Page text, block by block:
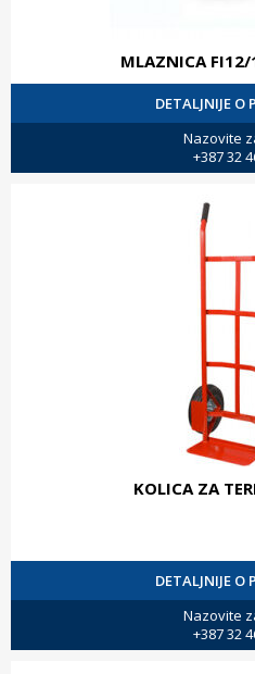
MLAZNICA
DETALJNIJE O
Nazovite
+387 32
KOLICA ZA
DETALJNIJE O
Nazovite
+387 32